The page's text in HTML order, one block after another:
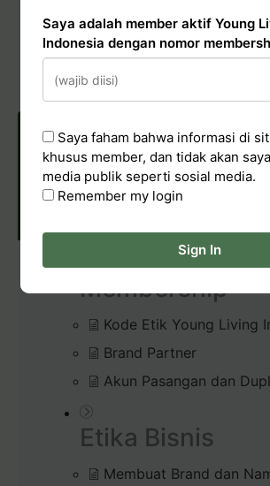
Conduct &
Hadiah Starter Kit
Pelaporan Pelanggaran
POLICIES &
Membership
Kode Etik Young Living
Brand Partner
Akun Pasangan dan
Etika Bisnis
Membuat Brand dan
Saya adalah member aktif Young
Indonesia dengan nomor
Saya faham bahwa informasi di
khusus member, dan tidak akan
media publik seperti sosial media.
Remember my login
Sign In